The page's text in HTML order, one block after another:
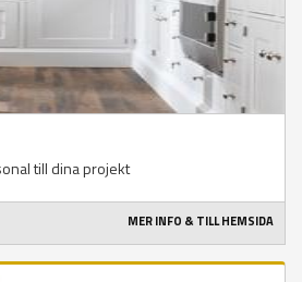
till dina projekt
MER INFO & TILL HEMSIDA